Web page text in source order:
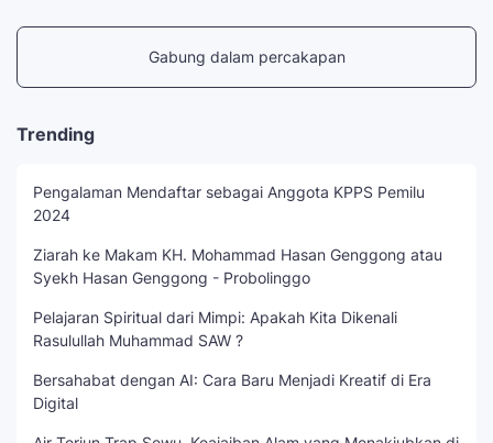
Gabung dalam percakapan
Trending
Pengalaman Mendaftar sebagai Anggota KPPS Pemilu
2024
Ziarah ke Makam KH. Mohammad Hasan Genggong atau
Syekh Hasan Genggong - Probolinggo
Pelajaran Spiritual dari Mimpi: Apakah Kita Dikenali
Rasulullah Muhammad SAW ?
Bersahabat dengan AI: Cara Baru Menjadi Kreatif di Era
Digital